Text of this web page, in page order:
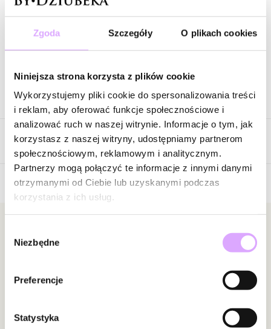
Zgoda Szczegóły O plikach cookies
Niniejsza strona korzysta z plików cookie
Wykorzystujemy pliki cookie do spersonalizowania treści
i reklam, aby oferować funkcje społecznościowe i
analizować ruch w naszej witrynie. Informacje o tym, jak
korzystasz z naszej witryny, udostępniamy partnerom
społecznościowym, reklamowym i analitycznym.
Partnerzy mogą połączyć te informacje z innymi danymi
otrzymanymi od Ciebie lub uzyskanymi podczas
korzystania z ich usług.
zgody
Niezbędne
Preferencje
Statystyka
108,00 zł
Zapytaj o produkt
Opis produktu
Surowiec: srebro próba 925.
Kolor surowca: srebrny.
Wielkość kolczyków: 1,00 cm x 2,30 cm.
Waga poniżej 5 g.
Zobacz inne produkty z kolekcji Cancyland
Opinie
Brak opinii
Jeszcze nikt nie ocenił tego produktu.
produkcie!
W naszej witrynie opinie mogą dodawać tylko